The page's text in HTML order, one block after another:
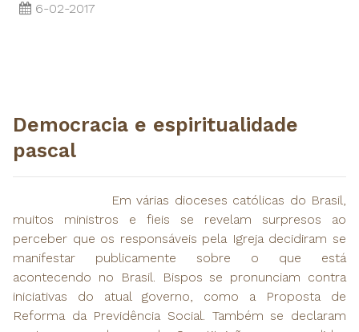
6-02-2017
Democracia e espiritualidade
pascal
Em várias dioceses católicas do Brasil,
muitos ministros e fieis se revelam surpresos ao
perceber que os responsáveis pela Igreja decidiram se
manifestar publicamente sobre o que está
acontecendo no Brasil. Bispos se pronunciam contra
iniciativas do atual governo, como a Proposta de
Reforma da Previdência Social. Também se declaram